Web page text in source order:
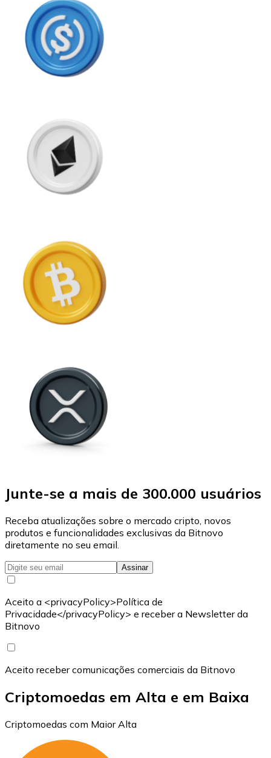
Junte-se a mais de 300.000 usuários
Receba atualizações sobre o mercado cripto, novos
produtos e funcionalidades exclusivas da Bitnovo
diretamente no seu email.
Assinar
Aceito a <privacyPolicy>Política de
Privacidade</privacyPolicy> e receber a Newsletter da
Bitnovo
Aceito receber comunicações comerciais da Bitnovo
Criptomoedas em Alta e em Baixa
Criptomoedas com Maior Alta